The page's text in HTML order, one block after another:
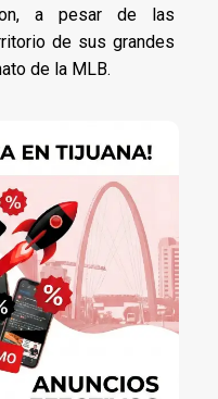
a pesar de las
de sus grandes
de la MLB.